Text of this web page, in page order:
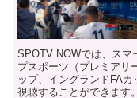
SPOTV NOWでは、スマ
プスポーツ（プレミアリ
ップ、イングランドFA
視聴することができます